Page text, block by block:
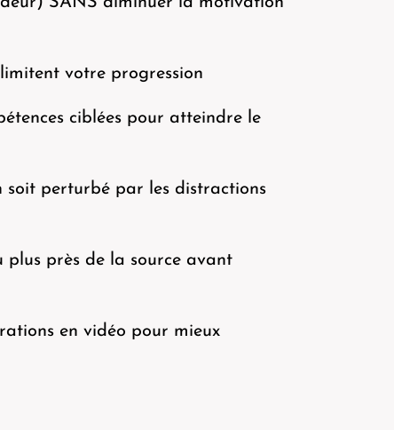
votre progression
ciblées pour atteindre le
soit perturbé par les distractions
près de la source avant
en vidéo pour mieux